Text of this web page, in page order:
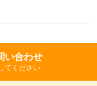
い合わせ
てください